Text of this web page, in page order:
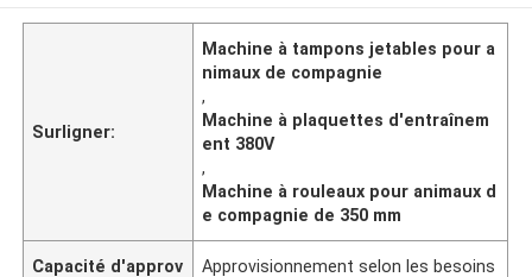
Surligner:
Machine à tampons jetables pour a
nimaux de compagnie
,
Machine à plaquettes d'entraînem
ent 380V
,
Machine à rouleaux pour animaux d
e compagnie de 350 mm
Capacité d'approv
Approvisionnement selon les besoins